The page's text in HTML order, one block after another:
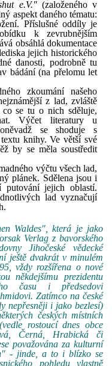
e.V."(založeného v
aspekt daného tématu:
Příslušné oddíly je
k zevrubnějším
obsáhlá dokumentace
jejich historického
danosti, podrobně tu
bádání (na přelomu let
zkoumání našeho
z lad, zvláště
se tu o nich sděluje,
Výčet literatury u
se shoduje s
knihy. Ve větší své
by se měla soustředit
výčtu všech lad,
plánek. Sdělena jsou i
putování jejich oblastí.
lad vyznačují
Waldes", která je jako
Verlag z bavorského
Jihočeské vědecké
ještě dvakrát v minulém
vždy rozšířena o nové
někdejšímu prezidentu
času i předsedovi
Zatímco na české
nepřesněji i jako bezlesí)
českých místních
rostoucí dnes obce
Černá, Hrabická či
považována za kulturní
- jinde, a to i blízko se
pohledu vlastně